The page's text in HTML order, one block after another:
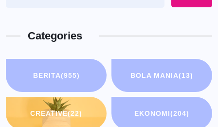
Categories
BERITA(955) BOLA MANIA(13)
CREATIVE(22) EKONOMI(204)